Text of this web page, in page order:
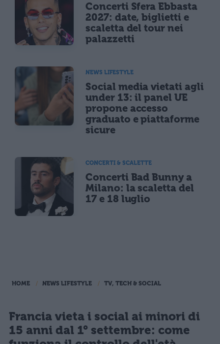
Concerti Sfera Ebbasta
2027: date, biglietti e
scaletta del tour nei
palazzetti
NEWS LIFESTYLE
Social media vietati agli
under 13: il panel UE
propone accesso
graduato e piattaforme
sicure
CONCERTI & SCALETTE
Concerti Bad Bunny a
Milano: la scaletta del
17 e 18 luglio
HOME NEWS LIFESTYLE TV, TECH & SOCIAL
Francia vieta i social ai minori di
15 anni dal 1° settembre: come